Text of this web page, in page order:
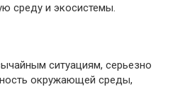
среду и экосистемы.
ситуациям, серьезно
окружающей среды,